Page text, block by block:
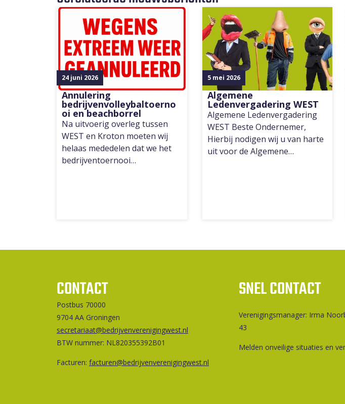
24 juni 2026
Annulering
bedrijvenvolleybaltoerno
oi en beachborrel
Na uitvoerig overleg tussen
WEST en Kroton moeten wij
helaas mededelen dat we het
bedrijventoernooi…
5 mei 2026
Algemene
Ledenvergadering WEST
Algemene Ledenvergadering
WEST Beste Ondernemer,
Hierbij nodigen wij u van harte
uit voor de Algemene…
CONTACT
Postbus 70000
9704 AA Groningen
secretariaat@bedrijvenverenigingwest.nl
BTW nummer: NL820355392B01
Facturen: facturen@bedrijvenverenigingwest.nl
SNEL CONTACT
Ver­e­ni­gings­ma­na­ger: Irma
43
Melden onveilige situaties en